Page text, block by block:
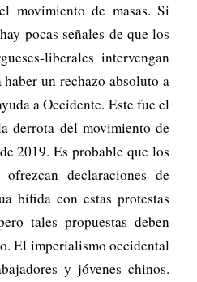
movimiento de masas. Si
pocas señales de que los
liberales intervengan
un rechazo absoluto a
a Occidente. Este fue el
derrota del movimiento de
2019. Es probable que los
ofrezcan declaraciones de
bífida con estas protestas
tales propuestas deben
El imperialismo occidental
y jóvenes chinos.